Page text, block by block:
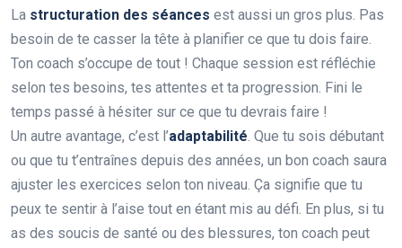
La structuration des séances est aussi un gros plus. Pas
besoin de te casser la tête à planifier ce que tu dois faire.
Ton coach s’occupe de tout ! Chaque session est réfléchie
selon tes besoins, tes attentes et ta progression. Fini le
temps passé à hésiter sur ce que tu devrais faire !
Un autre avantage, c’est l’adaptabilité. Que tu sois débutant
ou que tu t’entraînes depuis des années, un bon coach saura
ajuster les exercices selon ton niveau. Ça signifie que tu
peux te sentir à l’aise tout en étant mis au défi. En plus, si tu
as des soucis de santé ou des blessures, ton coach peut